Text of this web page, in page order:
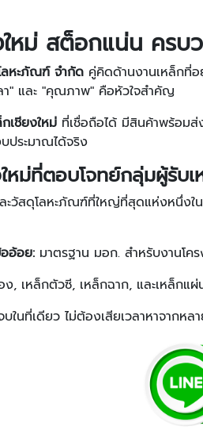
ใหม่ สต็อกแน่น คร
ลหะภัณฑ์ จำกัด คู่คิดด้านงานเหล็กที่อ
า" และ "คุณภาพ" คือหัวใจสำคัญ
เชียงใหม่ ที่เชื่อถือได้ มีสินค้าพร้อมส่
ประมาณได้จริง
หม่ที่ตอบโจทย์กลุ่มผู้รับเ
ะวัสดุโลหะภัณฑ์ที่ใหญ่ที่สุดแห่งหนึ่งใ
อ้อย: มาตรฐาน มอก. สำหรับงานโค
ง, เหล็กตัวซี, เหล็กฉาก, และเหล็กแ
บในที่เดียว ไม่ต้องเสียเวลาหาจากหล